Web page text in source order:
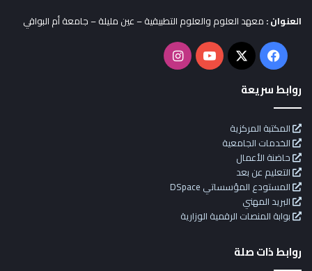
العنوان : معهد العلوم والعلوم التطبيقية – عين مليلة – جامعة أم البواقي
فيسبوك
X يوتيوب انستقرام
روابط سريعة
المكتبة المركزية
الخدمات الجامعية
حاضنة الأعمال
التعليم عن بعد
المستودع المؤسساتي DSpace
البريد المهني
بوابة المنصات الرقمية الوزارية
روابط ذات صلة